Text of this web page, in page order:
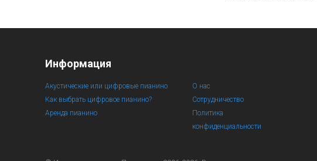
Информация
Акустические или цифровые пианино
О нас
Как выбрать цифровое пианино?
Сотрудничество
Аренда пианино
Политика
конфиденциальности